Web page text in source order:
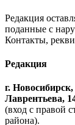
Редакция
поданные с
Контакты,
Редакция
г.
Лаврентьева,
(вход с правой
района).